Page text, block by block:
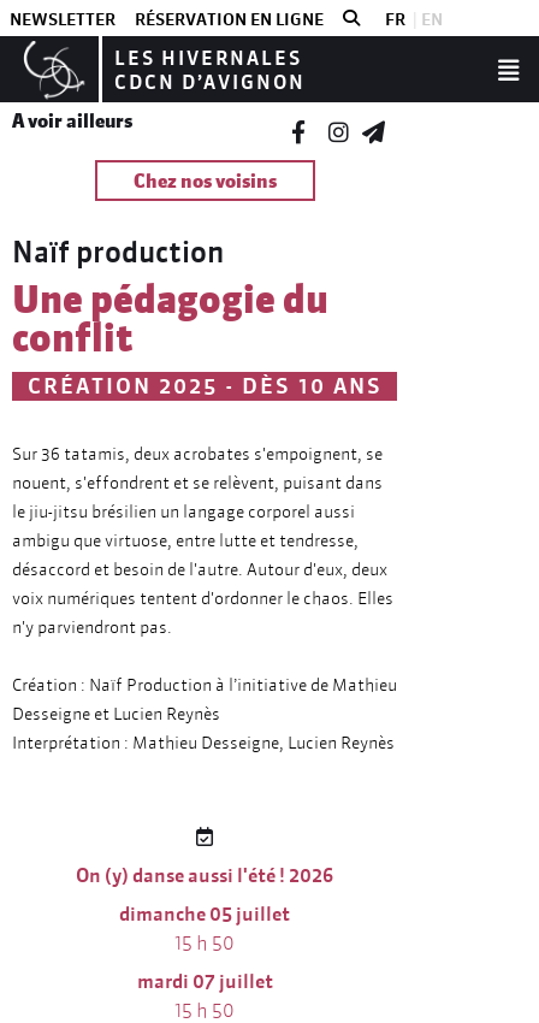
NEWSLETTER RÉSERVATION EN LIGNE FR EN
LES HIVERNALES
CDCN D’AVIGNON
A voir ailleurs
Chez nos voisins
Naïf production
Une pédagogie du
conflit
CRÉATION 2025 - DÈS 10 ANS
Sur 36 tatamis, deux acrobates s'empoignent, se
nouent, s'effondrent et se relèvent, puisant dans
le jiu-jitsu brésilien un langage corporel aussi
ambigu que virtuose, entre lutte et tendresse,
désaccord et besoin de l'autre. Autour d'eux, deux
voix numériques tentent d'ordonner le chaos. Elles
n'y parviendront pas.
Création : Naïf Production à l’initiative de Mathieu
Desseigne et Lucien Reynès
Interprétation : Mathieu Desseigne, Lucien Reynès
On (y) danse aussi l'été ! 2026
dimanche 05 juillet
15 h 50
mardi 07 juillet
15 h 50